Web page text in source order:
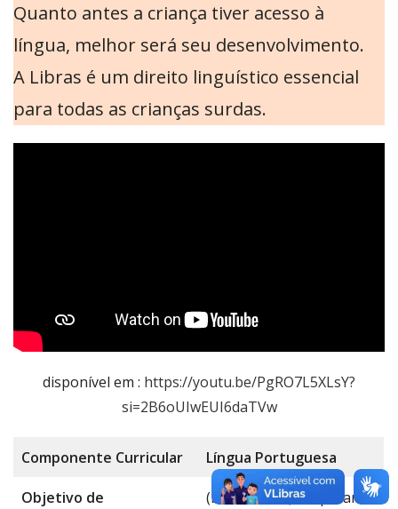
Quanto antes a criança tiver acesso à
língua, melhor será seu desenvolvimento.
A Libras é um direito linguístico essencial
para todas as crianças surdas.
disponível em : https://youtu.be/PgRO7L5XLsY?
si=2B6oUIwEUI6daTVw
Componente Curricular Língua Portuguesa
Objetivo de
(EF67LP14-C) Preparar o